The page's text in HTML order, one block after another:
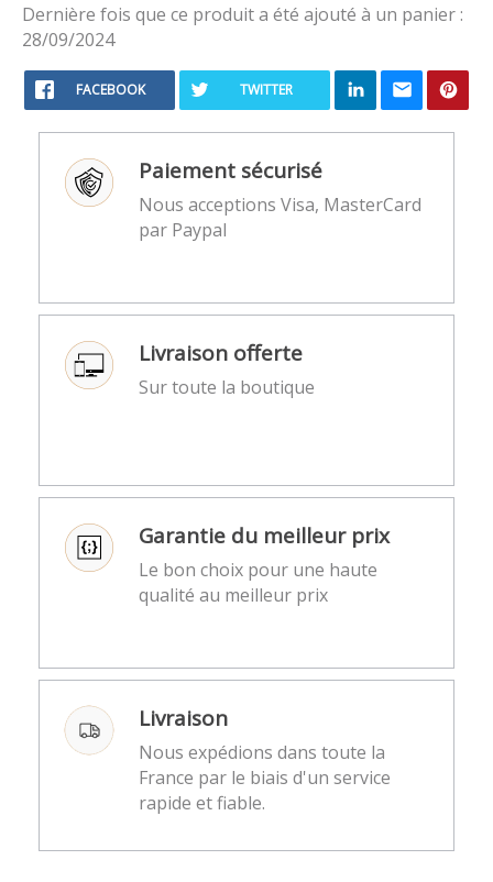
Dernière fois que ce produit a été ajouté à un panier :
28/09/2024
FACEBOOK TWITTER
Paiement sécurisé
Nous acceptions Visa, MasterCard
par Paypal
Livraison offerte
Sur toute la boutique
Garantie du meilleur prix
Le bon choix pour une haute
qualité au meilleur prix
Livraison
Nous expédions dans toute la
France par le biais d'un service
rapide et fiable.